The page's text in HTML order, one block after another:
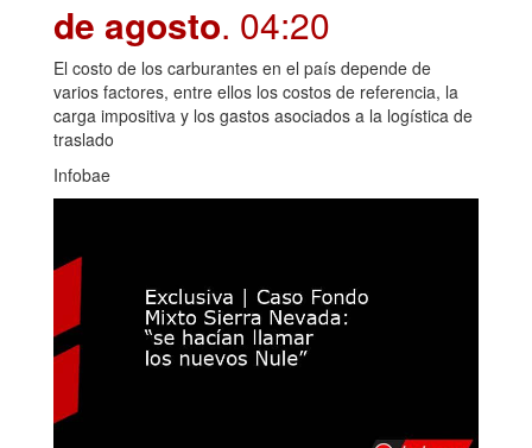
de agosto. 04:20
El costo de los carburantes en el país depende de
varios factores, entre ellos los costos de referencia, la
carga impositiva y los gastos asociados a la logística de
traslado
Infobae